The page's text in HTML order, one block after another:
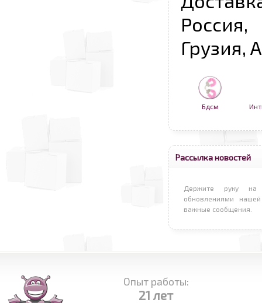
Грузия,
Бдсм
Рассылка новостей
Держите руку на
обновлениями
важные сообщения.
Опыт работы:
21 лет